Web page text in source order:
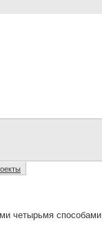
четырьмя способами